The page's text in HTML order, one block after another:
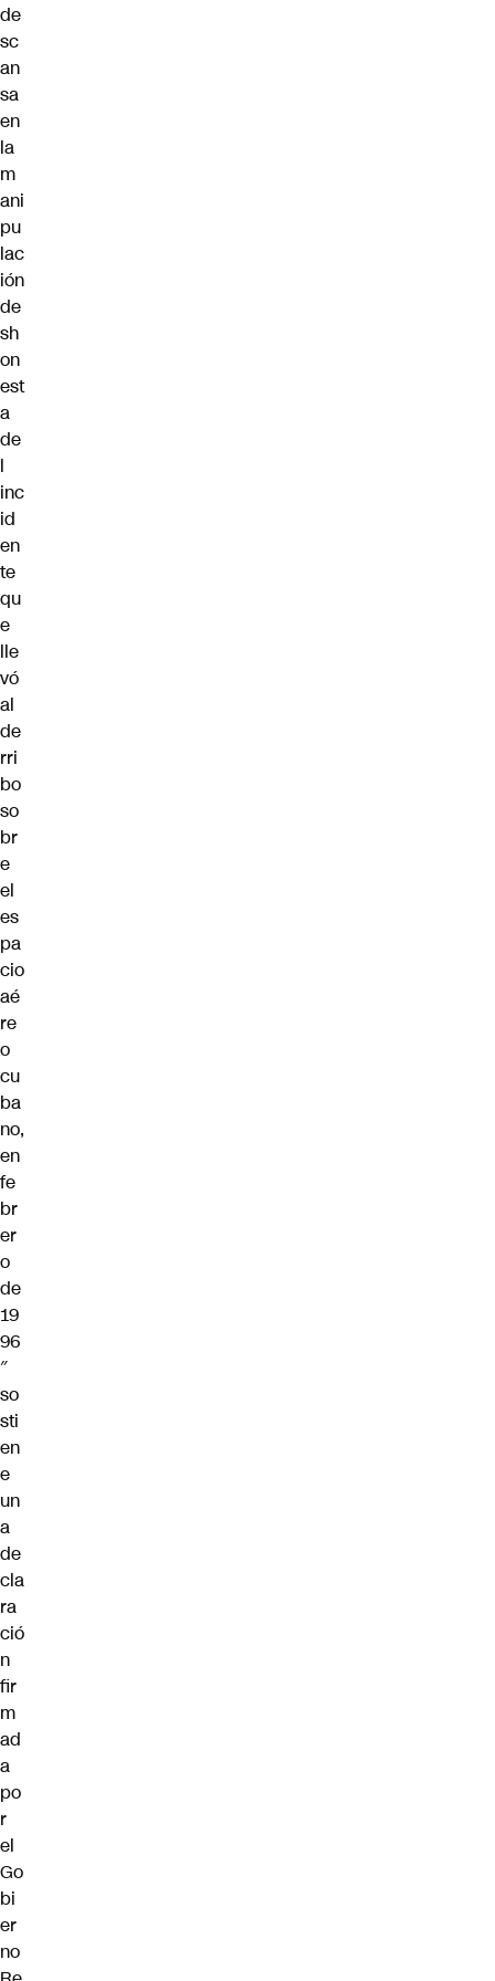
de
sc
an
sa
en
la
m
ani
pu
lac
ión
de
sh
on
est
a
de
l
inc
id
en
te
qu
e
lle
vó
al
de
rri
bo
so
br
e
el
es
pa
cio
aé
re
o
cu
ba
no,
en
fe
br
er
o
de
19
96
″
so
sti
en
e
un
a
de
cla
ra
ció
n
fir
m
ad
a
po
r
el
Go
bi
er
no